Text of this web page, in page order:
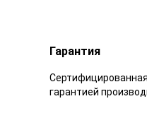
Гарантия
гарантией